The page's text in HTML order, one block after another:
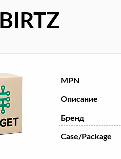
MPN
Описание
Бренд
Case/Package